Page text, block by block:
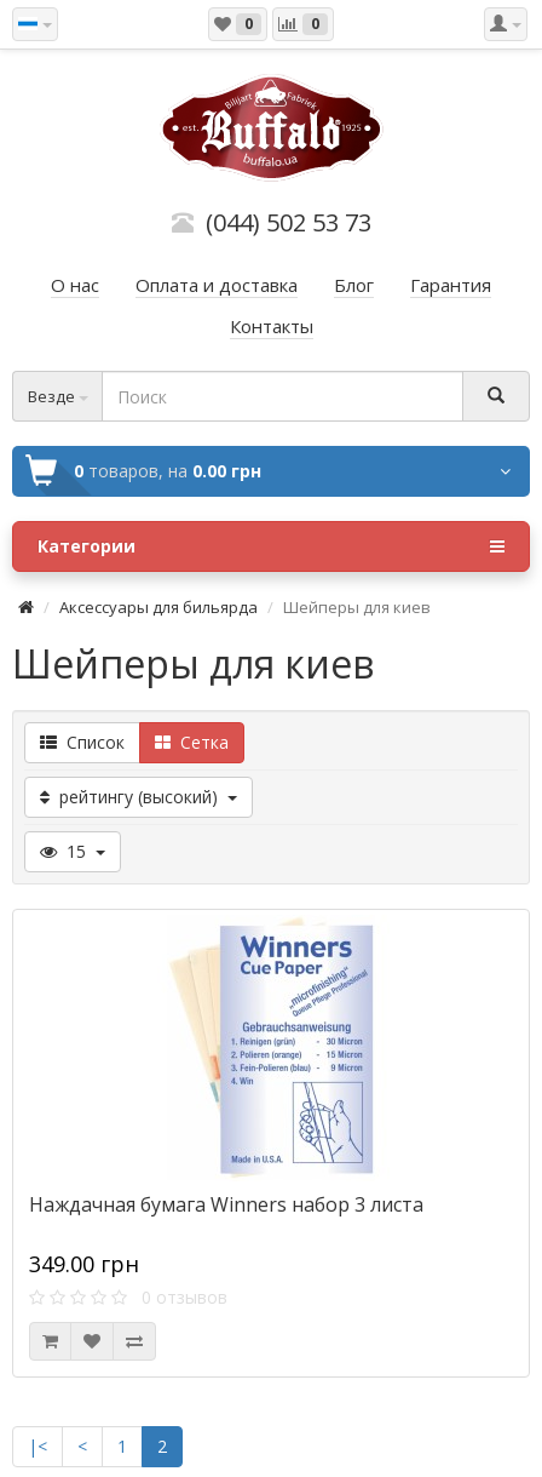
0 0
(044) 502 53 73
О нас Оплата и доставка Блог
Гарантия
Контакты
Везде
0 товаров, на 0.00 грн
Категории
Аксессуары для бильярда Шейперы для киев
Шейперы для киев
Список Сетка
рейтингу (высокий)
15
Наждачная бумага Winners набор 3 листа
349.00 грн
0 отзывов
|< < 1 2